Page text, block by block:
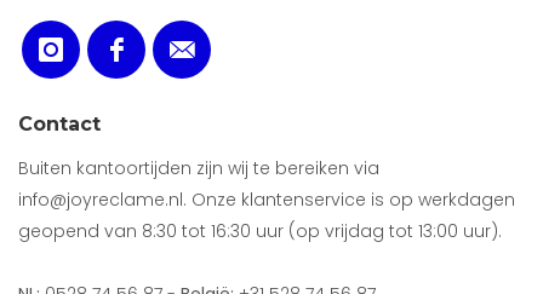
Contact
Buiten kantoortijden zijn wij te bereiken via
info@joyreclame.nl. Onze klantenservice is op werkdagen
geopend van 8:30 tot 16:30 uur (op vrijdag tot 13:00 uur).